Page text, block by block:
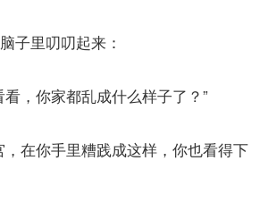
子里叨叨起来：
，你家都乱成什么样子了？”
，在你手里糟践成这样，你也看得下